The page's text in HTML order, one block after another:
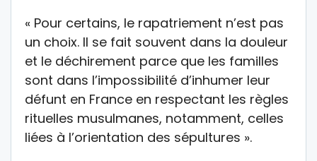
« Pour certains, le rapatriement n’est pas
un choix. Il se fait souvent dans la douleur
et le déchirement parce que les familles
sont dans l’impossibilité d’inhumer leur
défunt en France en respectant les règles
rituelles musulmanes, notamment, celles
liées à l’orientation des sépultures ».